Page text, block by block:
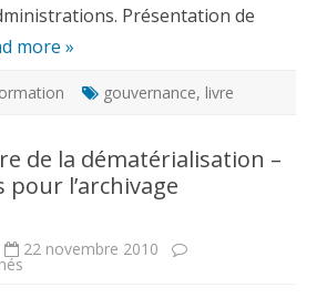
Présentation de
more »
gouvernance, livre
de la dématérialisation –
pour l’archivage
22 novembre 2010